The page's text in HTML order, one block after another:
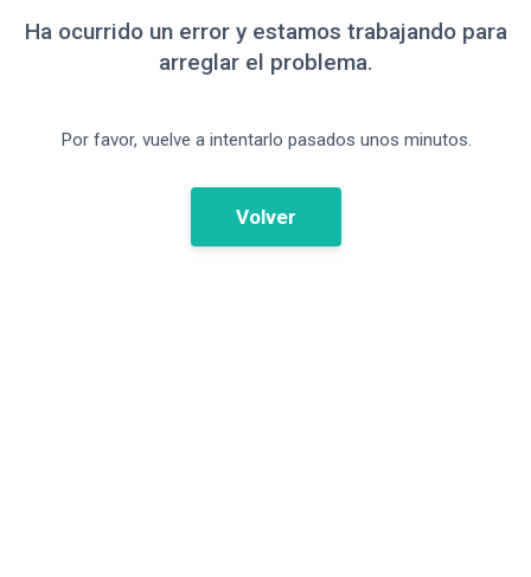
Ha ocurrido un error y estamos trabajando para
arreglar el problema.
Por favor, vuelve a intentarlo pasados unos minutos.
Volver